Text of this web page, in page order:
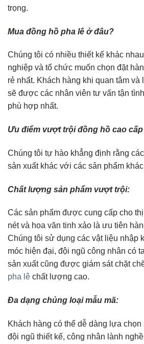
trọng.
Mua đồng hồ pha lê ở đâu?
Chúng tôi có nhiều thiết kế khác
nghiệp và tổ chức muốn chọn đặt
rẻ nhất. Khách hàng khi quan tâm
sẽ được các nhân viên tư vấn tận
phù hợp nhất.
Ưu điểm vượt trội đồng hồ cao cấp
Chúng tôi tự hào khẳng định rằng
sản xuất khác với các sản phẩm
Chất lượng sản phẩm vượt trội:
Các sản phẩm được cung cấp cho
nét và hoa văn tinh xảo là ưu tiên
Chúng tôi sử dụng các vật liệu nhập
móc hiện đại, đội ngũ công nhân có
sản xuất cũng được giám sát chặt
pha lê chất lượng cao.
Đa dạng chủng loại mẫu mã:
Khách hàng có thể dễ dàng lựa
đội ngũ thiết kế, công nhân lành